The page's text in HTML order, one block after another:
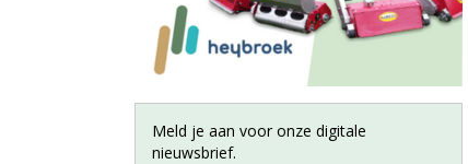
Meld je aan voor onze digitale
nieuwsbrief.